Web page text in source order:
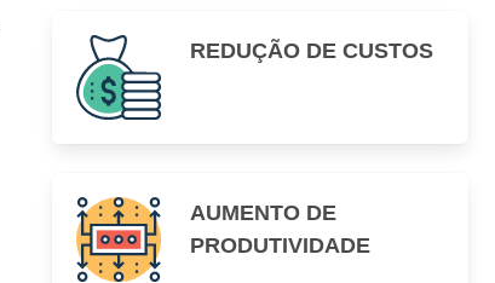
REDUÇÃO DE CUSTOS
AUMENTO DE
PRODUTIVIDADE